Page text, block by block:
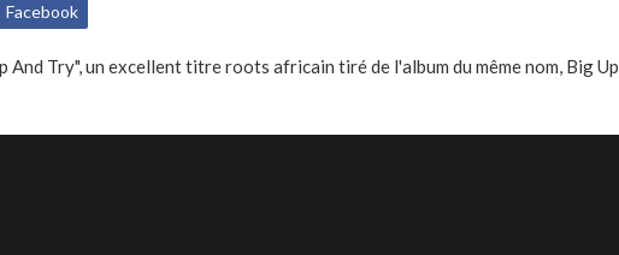
Facebook
And Try", un excellent titre roots africain tiré de l'album du même nom, Big Up